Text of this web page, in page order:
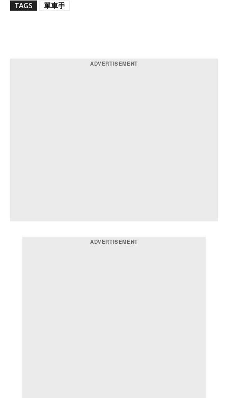
TAGS 單車手